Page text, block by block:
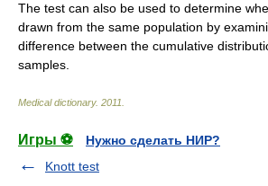
The test can also be used to determine
drawn from the same population by
difference between the cumulative
samples.
Medical dictionary. 2011
Игры ⚽
Нужно сделать НИР?
Knott test